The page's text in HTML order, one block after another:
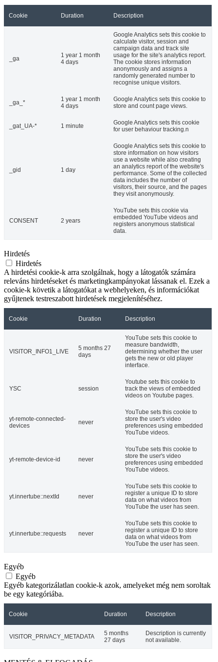
Cookie Duration Description
_ga
1 year 1 month
4 days
Google Analytics sets this cookie to
calculate visitor, session and
campaign data and track site
usage for the site's analytics report.
The cookie stores information
anonymously and assigns a
randomly generated number to
recognise unique visitors.
_ga_*
1 year 1 month
4 days
Google Analytics sets this cookie to
store and count page views.
_gat_UA-* 1 minute
Google Analytics sets this cookie
for user behaviour tracking.n
_gid 1 day
Google Analytics sets this cookie to
store information on how visitors
use a website while also creating
an analytics report of the website's
performance. Some of the collected
data includes the number of
visitors, their source, and the pages
they visit anonymously.
CONSENT 2 years
YouTube sets this cookie via
embedded YouTube videos and
registers anonymous statistical
data.
Hirdetés
Hirdetés
A hirdetési cookie-k arra szolgálnak, hogy a látogatók számára
releváns hirdetéseket és marketingkampányokat lássanak el. Ezek a
cookie-k követik a látogatókat a webhelyeken, és információkat
gyűjtenek testreszabott hirdetések megjelenítéséhez.
Cookie Duration Description
VISITOR_INFO1_LIVE
5 months 27
days
YouTube sets this cookie to
measure bandwidth,
determining whether the user
gets the new or old player
interface.
YSC session
Youtube sets this cookie to
track the views of embedded
videos on Youtube pages.
yt-remote-connected-
devices
never
YouTube sets this cookie to
store the user's video
preferences using embedded
YouTube videos.
yt-remote-device-id never
YouTube sets this cookie to
store the user's video
preferences using embedded
YouTube videos.
yt.innertube::nextId never
YouTube sets this cookie to
register a unique ID to store
data on what videos from
YouTube the user has seen.
yt.innertube::requests never
YouTube sets this cookie to
register a unique ID to store
data on what videos from
YouTube the user has seen.
Egyéb
Egyéb
Egyéb kategorizálatlan cookie-k azok, amelyeket még nem soroltak
be egy kategóriába.
Cookie Duration Description
VISITOR_PRIVACY_METADATA
5 months
27 days
Description is currently
not available.